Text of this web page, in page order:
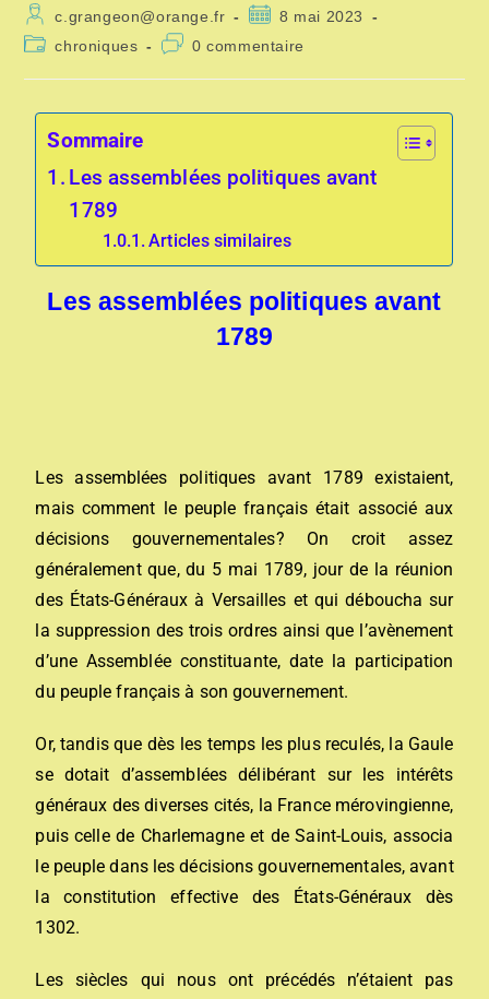
c.grangeon@orange.fr
8 mai 2023
chroniques
0 commentaire
Sommaire
Les assemblées politiques avant
1789
Articles similaires
Les assemblées politiques avant
1789
Les assemblées politiques avant 1789 existaient,
mais comment le peuple français était associé aux
décisions gouvernementales? On croit assez
généralement que, du 5 mai 1789, jour de la réunion
des États-Généraux à Versailles et qui déboucha sur
la suppression des trois ordres ainsi que l’avènement
d’une Assemblée constituante, date la participation
du peuple français à son gouvernement.
Or, tandis que dès les temps les plus reculés, la Gaule
se dotait d’assemblées délibérant sur les intérêts
généraux des diverses cités, la France mérovingienne,
puis celle de Charlemagne et de Saint-Louis, associa
le peuple dans les décisions gouvernementales, avant
la constitution effective des États-Généraux dès
1302.
Les siècles qui nous ont précédés n’étaient pas